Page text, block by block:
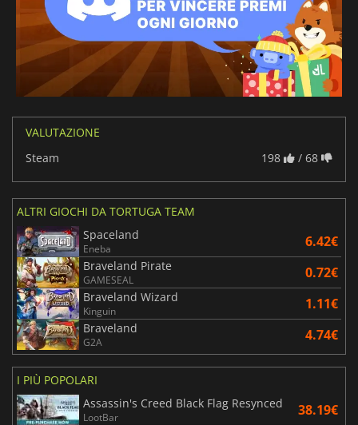
VALUTAZIONE
Steam
198 / 68
ALTRI GIOCHI DA TORTUGA TEAM
Spaceland
Eneba 6.42€
Braveland Pirate
GAMESEAL 0.72€
Braveland Wizard
Kinguin 1.11€
Braveland
G2A 4.74€
I PIÙ POPOLARI
Assassin's Creed Black Flag Resynced
LootBar 38.19€